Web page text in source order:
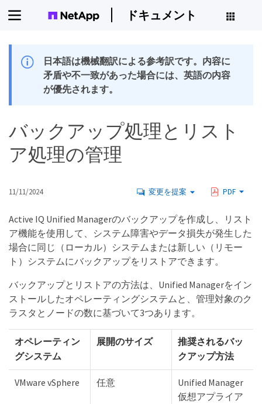
ドキュメント
日本語は機械翻訳による参考訳です。内容に
矛盾や不一致があった場合には、英語の内容
が優先されます。
バックアップ処理とリスト
ア処理の管理
11/11/2024 変更を提案 PDF
Active IQ Unified Managerのバックアップを作成し、リスト
ア機能を使用して、システム障害やデータ損失が発生した
場合に同じ（ローカル）システムまたは新しい（リモー
ト）システムにバックアップをリストアできます。
バックアップとリストアの方法は、Unified Managerをイン
ストールしたオペレーティングシステムと、管理対象のク
ラスタとノードの数に基づいて3つあります。
オペレーティン
グシステム
展開のサイズ
推奨されるバッ
クアップ方法
VMware vSphere 任意
Unified Manager
仮想アプライア